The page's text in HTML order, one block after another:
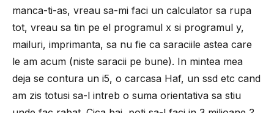
manca-ti-as, vreau sa-mi faci un calculator sa rupa
tot, vreau sa tin pe el programul x si programul y,
mailuri, imprimanta, sa nu fie ca saraciile astea care
le am acum (niste saracii pe bune). In mintea mea
deja se contura un i5, o carcasa Haf, un ssd etc cand
am zis totusi sa-l intreb o suma orientativa sa stiu